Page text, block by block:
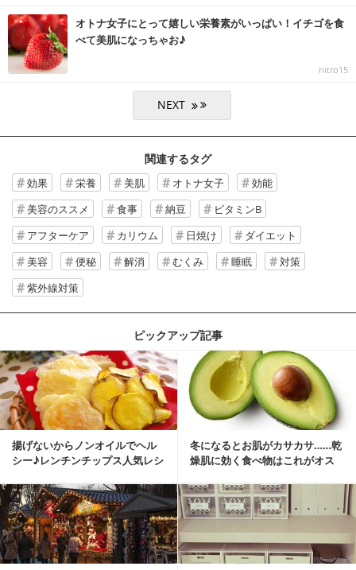
オトナ女子にとって嬉しい栄養素がいっぱい！イチゴを食
べて美肌になっちゃお♪
nitro15
関連するタグ
効果 栄養 美肌 オトナ女子
効能
美容のススメ
食事 納豆
ビタミンB
アフターケア
カリウム 日焼け
ダイエット
美容
便秘 解消 むくみ 睡眠
対策
紫外線対策
ピックアップ記事
揚げないからノンオイルでヘル
シー♪レンチンチップス人気レシ
冬になるとお肌がカサカサ……乾
燥肌に効く食べ物はこれがオス